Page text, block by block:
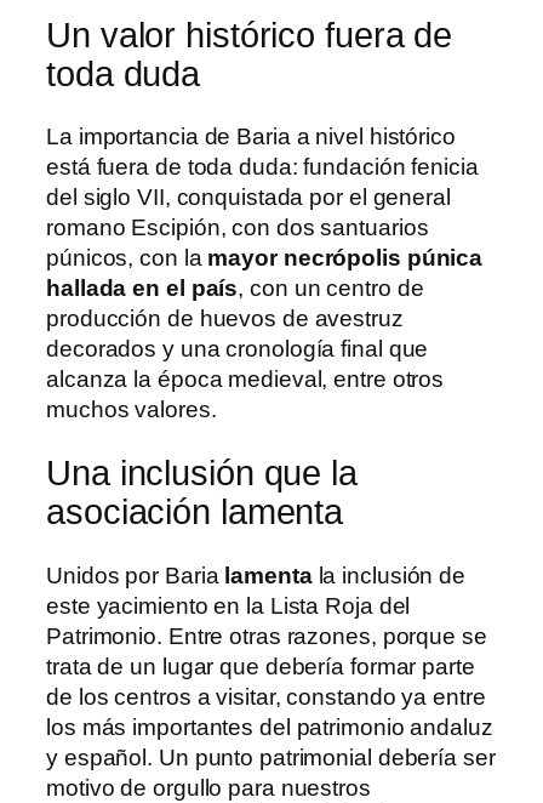
Un valor histórico fuera de
toda duda
La importancia de Baria a nivel histórico
está fuera de toda duda: fundación fenicia
del siglo VII, conquistada por el general
romano Escipión, con dos santuarios
púnicos, con la mayor necrópolis púnica
hallada en el país, con un centro de
producción de huevos de avestruz
decorados y una cronología final que
alcanza la época medieval, entre otros
muchos valores.
Una inclusión que la
asociación lamenta
Unidos por Baria lamentala inclusión de
este yacimiento en la Lista Roja del
Patrimonio. Entre otras razones, porque se
trata de un lugar que debería formar parte
de los centros a visitar, constando ya entre
los más importantes del patrimonio andaluz
y español. Un punto patrimonial debería ser
motivo de orgullo para nuestros